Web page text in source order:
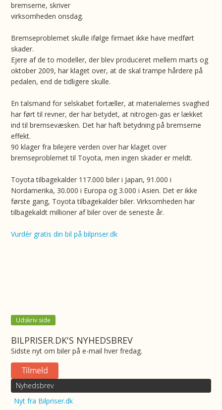
bremserne, skriver
virksomheden onsdag.
Bremseproblemet skulle ifølge firmaet ikke have medført
skader.
Ejere af de to modeller, der blev produceret mellem marts og
oktober 2009, har klaget over, at de skal trampe hårdere på
pedalen, end de tidligere skulle.
En talsmand for selskabet fortæller, at materialernes svaghed
har ført til revner, der har betydet, at nitrogen-gas er lækket
ind til bremsevæsken. Det har haft betydning på bremserne
effekt.
90 klager fra bilejere verden over har klaget over
bremseproblemet til Toyota, men ingen skader er meldt.
Toyota tilbagekalder 117.000 biler i Japan, 91.000 i
Nordamerika, 30.000 i Europa og 3.000 i Asien. Det er ikke
første gang, Toyota tilbagekalder biler. Virksomheden har
tilbagekaldt millioner af biler over de seneste år.
Vurdér gratis din bil på bilpriser.dk
Udskriv side
BILPRISER.DK'S NYHEDSBREV
Sidste nyt om biler på e-mail hver fredag.
Nyhedsbrev
Nyt fra Bilpriser.dk